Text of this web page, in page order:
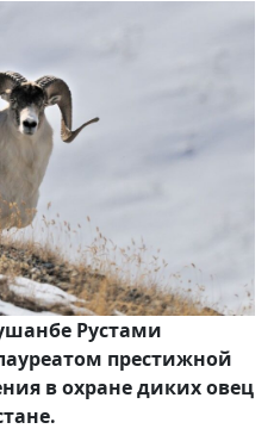
Рустами
престижной
в охране диких овец